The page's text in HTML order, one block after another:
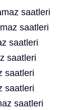
saatleri
saatleri
saatleri
saatleri
saatleri
saatleri
saatleri